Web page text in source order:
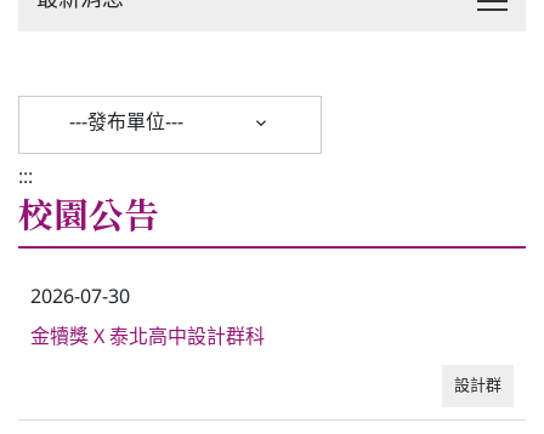
---發布單位---
:::
校園公告
2026-07-30
金犢獎 X 泰北高中設計群科
設計群
最新消息
招生專區
校內分機表